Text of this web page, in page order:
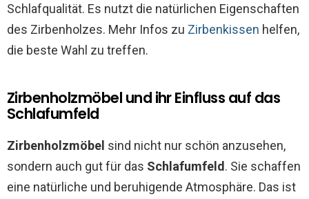
Schlafqualität. Es nutzt die natürlichen Eigenschaften
des Zirbenholzes. Mehr Infos zu Zirbenkissen helfen,
die beste Wahl zu treffen.
Zirbenholzmöbel und ihr Einfluss auf das
Schlafumfeld
Zirbenholzmöbel sind nicht nur schön anzusehen,
sondern auch gut für das Schlafumfeld. Sie schaffen
eine natürliche und beruhigende Atmosphäre. Das ist